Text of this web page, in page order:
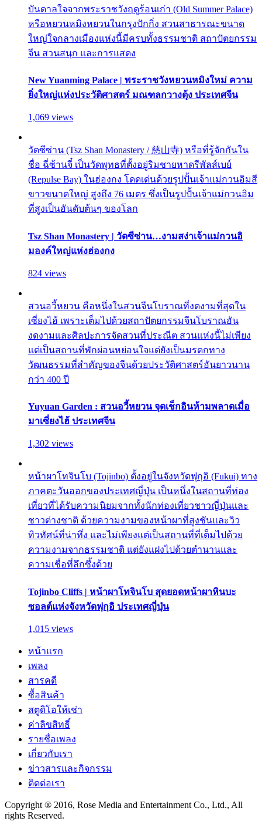
บันดาลใจจากพระราชวังฤดูร้อนเก่า (Old Summer Palace)
หรือหยวนหมิงหยวนในกรุงปักกิ่ง สวนสาธารณะขนาด
ใหญ่ใจกลางเมืองแห่งนี้มีครบทั้งธรรมชาติ สถาปัตยกรรม
จีน สวนสนุก และการแสดง
New Yuanming Palace | พระราชวังหยวนหมิงใหม่ ความ
ยิ่งใหญ่แห่งประวัติศาสตร์ มณฑลกวางตุ้ง ประเทศจีน
1,069 views
วัดซีซ่าน (Tsz Shan Monastery / 慈山寺) หรือที่รู้จักกันใน
ชื่อ ฉี่ซ้านจี๋ เป็นวัดพุทธที่ตั้งอยู่ริมชายหาดรีพัลส์เบย์
(Repulse Bay) ในฮ่องกง โดดเด่นด้วยรูปปั้นเจ้าแม่กวนอิมสี
ขาวขนาดใหญ่ สูงถึง 76 เมตร ซึ่งเป็นรูปปั้นเจ้าแม่กวนอิม
ที่สูงเป็นอันดับต้นๆ ของโลก
Tsz Shan Monastery | วัดซีซ่าน…งามสง่าเจ้าแม่กวนอิ
มองค์ใหญ่แห่งฮ่องกง
824 views
สวนอวี้หยวน คือหนึ่งในสวนจีนโบราณที่งดงามที่สุดใน
เซี่ยงไฮ้ เพราะเต็มไปด้วยสถาปัตยกรรมจีนโบราณอัน
งดงามและศิลปะการจัดสวนที่ประณีต สวนแห่งนี้ไม่เพียง
แต่เป็นสถานที่พักผ่อนหย่อนใจแต่ยังเป็นมรดกทาง
วัฒนธรรมที่สำคัญของจีนด้วยประวัติศาสตร์อันยาวนาน
กว่า 400 ปี
Yuyuan Garden : สวนอวี้หยวน จุดเช็กอินห้ามพลาดเมื่อ
มาเซี่ยงไฮ้ ประเทศจีน
1,302 views
หน้าผาโทจินโบ (Tojinbo) ตั้งอยู่ในจังหวัดฟุกุอิ (Fukui) ทาง
ภาคตะวันออกของประเทศญี่ปุ่น เป็นหนึ่งในสถานที่ท่อง
เที่ยวที่ได้รับความนิยมจากทั้งนักท่องเที่ยวชาวญี่ปุ่นและ
ชาวต่างชาติ ด้วยความงามของหน้าผาที่สูงชันและวิว
ทิวทัศน์ที่น่าทึ่ง และไม่เพียงแต่เป็นสถานที่ที่เต็มไปด้วย
ความงามจากธรรมชาติ แต่ยังแฝงไปด้วยตำนานและ
ความเชื่อที่ลึกซึ้งด้วย
Tojinbo Cliffs | หน้าผาโทจินโบ สุดยอดหน้าผาหินบะ
ซอลต์แห่งจังหวัดฟุกุอิ ประเทศญี่ปุ่น
1,015 views
หน้าแรก
เพลง
สารคดี
ซื้อสินค้า
สตูดิโอให้เช่า
ค่าลิขสิทธิ์
รายชื่อเพลง
เกี่ยวกับเรา
ข่าวสารและกิจกรรม
ติดต่อเรา
Copyright ® 2016, Rose Media and Entertainment Co., Ltd., All
rights Reserved.